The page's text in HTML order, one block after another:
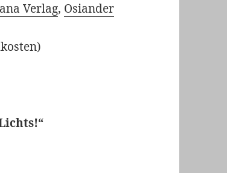
Verlag, Osiander